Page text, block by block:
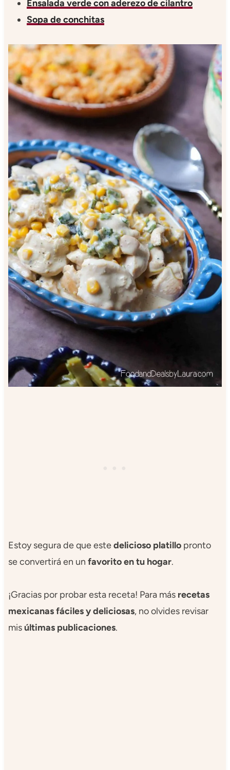
Ensalada verde con aderezo de cilantro
Sopa de conchitas
Estoy segura de que estedelicioso platillopronto
se convertirá en un favorito en tu hogar.
¡Gracias por probar esta receta! Para más recetas
mexicanas fáciles y deliciosas, no olvides revisar
misúltimas publicaciones.